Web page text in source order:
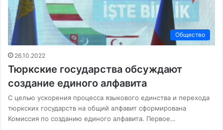
Общество
26.10.2022
Тюркские государства обсуждают
создание единого алфавита
С целью ускорения процесса языкового единства и перехода
тюркских государств на общий алфавит сформирована
Комиссия по созданию единого алфавита. Первое…